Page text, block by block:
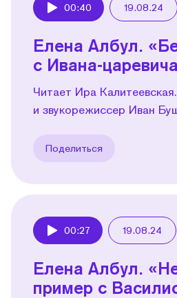
00:40 19.08.24
Елена Албул.
с Ивана-
Читает Ира
и звукорежиссер Иван
Поделиться
00:27 19.08.24
Елена Албул.
пример с